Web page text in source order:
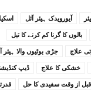
آیورویدک ہیئر آئل
بالوں کا گرنا کم کرنے کا تیل
علاج
جڑی بوٹیوں والا ہیئر
خشکی کا علاج
ڈیپ
قبل از وقت سفیدی کا حل